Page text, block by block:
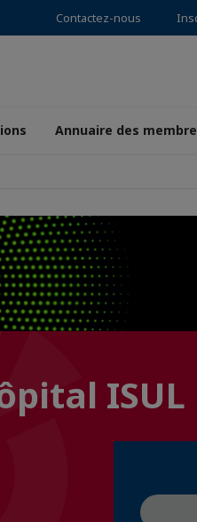
Contactez-nous
Annuaire des
ISUL